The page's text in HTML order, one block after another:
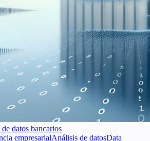
datos bancarios
empresarialAnálisis de datosData